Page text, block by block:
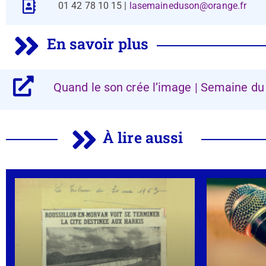
01 42 78 10 15 | lasemaineduson@orange.fr
En savoir plus
Quand le son crée l’image | Semaine
À lire aussi